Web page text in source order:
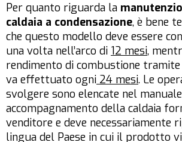
Per quanto riguarda la
caldaia a condensazione, è bene
che questo modello deve essere
una volta nell’arco di 12 mesi,
rendimento di combustione tramite
va effettuato ogni 24 mesi. Le
svolgere sono elencate nel
accompagnamento della caldaia
venditore e deve necessariamente
lingua del Paese in cui il prodotto